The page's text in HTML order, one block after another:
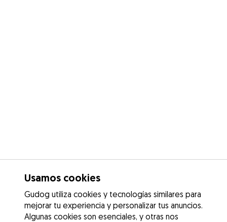
Usamos cookies
Gudog utiliza cookies y tecnologías similares para
mejorar tu experiencia y personalizar tus anuncios.
Algunas cookies son esenciales, y otras nos